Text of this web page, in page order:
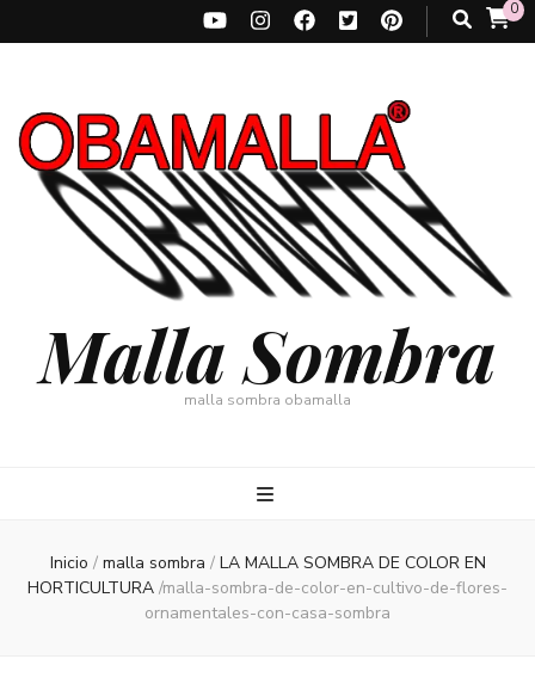
0
Malla Sombra
malla sombra obamalla
Inicio / malla sombra / LA MALLA SOMBRA DE COLOR EN
HORTICULTURA /malla-sombra-de-color-en-cultivo-de-flores-
ornamentales-con-casa-sombra